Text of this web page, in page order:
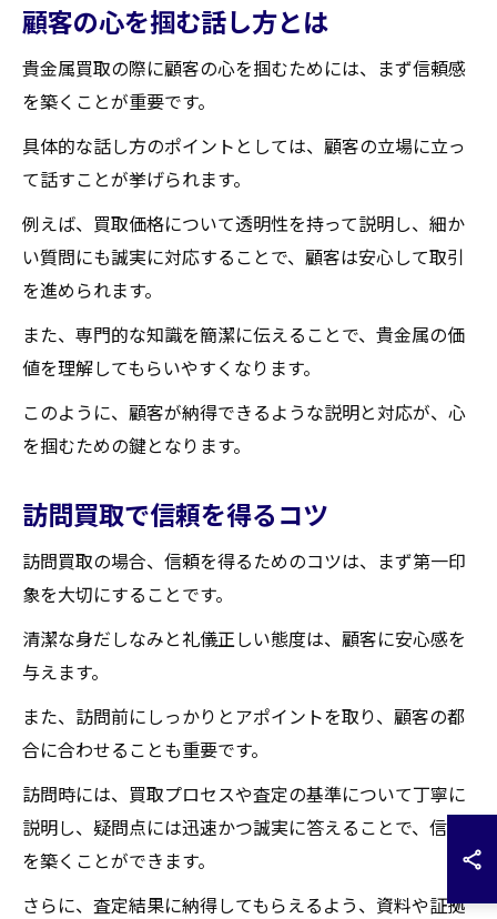
顧客の心を掴む話し方とは
貴金属買取の際に顧客の心を掴むためには、まず信頼感
を築くことが重要です。
具体的な話し方のポイントとしては、顧客の立場に立っ
て話すことが挙げられます。
例えば、買取価格について透明性を持って説明し、細か
い質問にも誠実に対応することで、顧客は安心して取引
を進められます。
また、専門的な知識を簡潔に伝えることで、貴金属の価
値を理解してもらいやすくなります。
このように、顧客が納得できるような説明と対応が、心
を掴むための鍵となります。
訪問買取で信頼を得るコツ
訪問買取の場合、信頼を得るためのコツは、まず第一印
象を大切にすることです。
清潔な身だしなみと礼儀正しい態度は、顧客に安心感を
与えます。
また、訪問前にしっかりとアポイントを取り、顧客の都
合に合わせることも重要です。
訪問時には、買取プロセスや査定の基準について丁寧に
説明し、疑問点には迅速かつ誠実に答えることで、信頼
を築くことができます。
さらに、査定結果に納得してもらえるよう、資料や証拠